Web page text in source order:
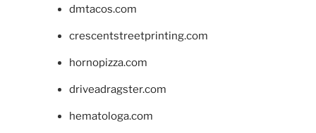
dmtacos.com
crescentstreetprinting.com
hornopizza.com
driveadragster.com
hematologa.com